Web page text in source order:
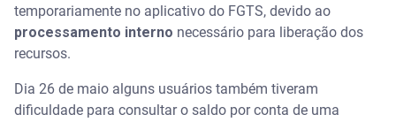
temporariamente no aplicativo do FGTS, devido ao
processamento interno necessário para liberação dos
recursos.
Dia 26 de maio alguns usuários também tiveram
dificuldade para consultar o saldo por conta de uma